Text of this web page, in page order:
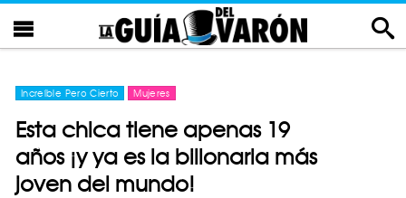
Increíble Pero Cierto Mujeres
Esta chica tiene apenas 19
años ¡y ya es la billonaria más
joven del mundo!